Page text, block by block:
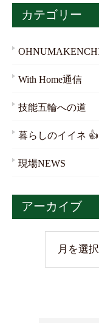
カテゴリー
With Home通信
技能五輪への道
暮らしのイイネ 👍
現場NEWS
アーカイブ